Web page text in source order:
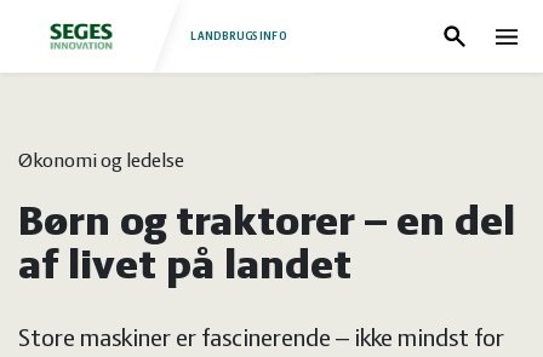
Fjerkræ
Grise
Heste
LANDBRUGSINFO Søg
Økonomi og ledelse
Børn og traktorer – en del
af livet på landet
Store maskiner er fascinerende – ikke mindst for